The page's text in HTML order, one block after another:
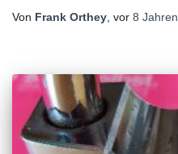
Von Frank Orthey , vor 8 Jahren